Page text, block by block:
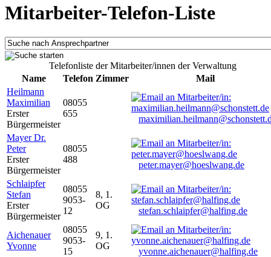
Mitarbeiter-Telefon-Liste
Telefonliste der Mitarbeiter/innen der Verwaltung
Name
Telefon Zimmer
Mail
Heilmann
Maximilian
Erster
Bürgermeister
08055
655
Mayer Dr.
Peter
Erster
Bürgermeister
08055
488
peter.mayer@hoeslwang.de
Schlaipfer
Stefan
Erster
Bürgermeister
08055
9053-
12
8, 1.
OG
stefan.schlaipfer@halfing.de
Aichenauer
Yvonne
08055
9053-
15
9, 1.
OG
yvonne.aichenauer@halfing.de